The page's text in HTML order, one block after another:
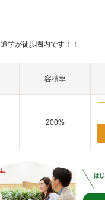
学が徒歩圏内です！！
容積率
200%